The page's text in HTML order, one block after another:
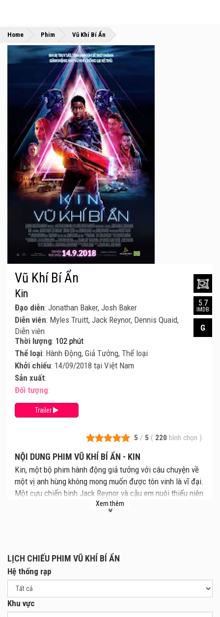
Home »
Phim »
Vũ Khí Bí Ẩn
5 / 5 ( 220 bình chọn )
NỘI DUNG PHIM VŨ KHÍ BÍ ẨN - KIN
Kin, một bộ phim hành động giả tưởng với câu chuyện về
một vị anh hùng không mong muốn được tôn vinh là vĩ đại.
Một cựu chiến binh Jack Reynor và cậu em nuôi thiếu niên
Myles Truitt buộc phải chạy trốn trước sự truy đuổi của kẻ
Xem thêm
Vũ Khí Bí Ẩn
Kin
Đạo diễn: Jonathan Baker, Josh Baker
Diễn viên: Myles Truitt, Jack Reynor, Dennis Quaid,
Diễn viên
Thời lượng: 102 phút
Thể loại: Hành Động, Giả Tưởng, Thể loại
Khởi chiếu: 14/09/2018 tại Việt Nam
Sản xuất:
Đối tượng:
Trailer
5.7
IMDB
G
LỊCH CHIẾU PHIM VŨ KHÍ BÍ ẨN
Hệ thống rạp
Khu vực